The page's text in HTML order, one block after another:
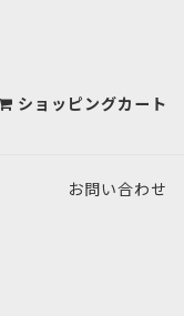
ショッピングカート
お問い合わせ